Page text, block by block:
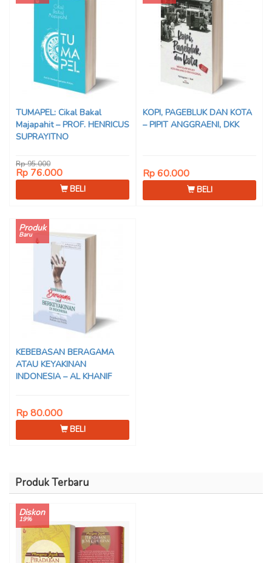
TUMAPEL: Cikal Bakal
Majapahit – PROF. HENRICUS
SUPRAYITNO
Rp 95.000
Rp 76.000
BELI
KOPI, PAGEBLUK DAN KOTA
– PIPIT ANGGRAENI, DKK
Rp 60.000
BELI
Produk
Baru
KEBEBASAN BERAGAMA
ATAU KEYAKINAN
INDONESIA – AL KHANIF
Rp 80.000
BELI
Produk Terbaru
Diskon
19%